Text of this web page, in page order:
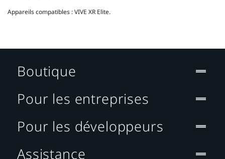
Appareils compatibles : VIVE XR Elite.
Boutique
Pour les entreprises
Pour les développeurs
Assistance